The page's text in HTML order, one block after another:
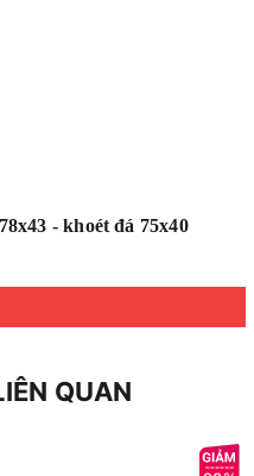
- khoét đá 75x40
QUAN